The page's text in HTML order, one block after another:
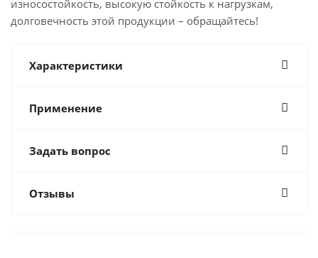
износостойкость, высокую стойкость к нагрузкам,
долговечность этой продукции – обращайтесь!
Характеристики
Применение
Задать вопрос
Отзывы